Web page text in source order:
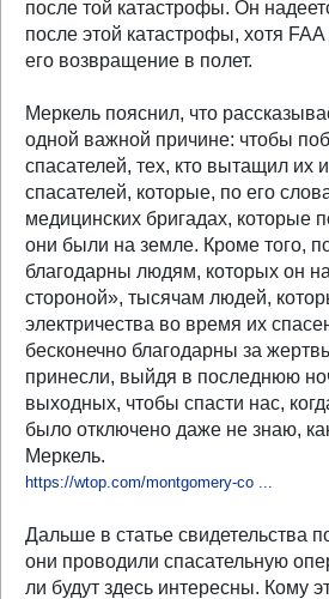
после той катастрофы. Он
после этой катастрофы, хотя
его возвращение в полет.
Меркель пояснил, что
одной важной причине: чтобы
спасателей, тех, кто вытащил их
спасателей, которые, по его
медицинских бригадах, которые
они были на земле. Кроме того,
благодарны людям, которых он
стороной», тысячам людей,
электричества во время их
бесконечно благодарны за
принесли, выйдя в последнюю
выходных, чтобы спасти нас,
было отключено даже не знаю,
Меркель.
https://wtop.com/montgomery-co ...
Дальше в статье свидетельства
они проводили спасательную
ли будут здесь интересны. Кому